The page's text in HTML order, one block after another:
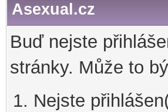
Asexual.cz
Buď nejste
stránky. Může to
Nejste